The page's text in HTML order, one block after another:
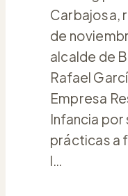
Carbajosa,
de
alcalde de
Rafael
Empresa
Infancia por
prácticas a
l…